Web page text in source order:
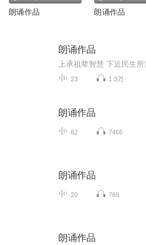
朗诵作品 朗诵作品
朗诵作品
上承祖辈智慧 下近民生
23 1.3万
朗诵作品
62 7466
朗诵作品
20 769
朗诵作品